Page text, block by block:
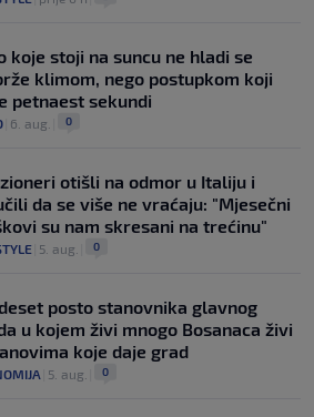
koje stoji na suncu ne hladi se
klimom, nego postupkom koji
petnaest sekundi
6. aug. 0
otišli na odmor u Italiju i
da se više ne vraćaju: "Mjesečni
su nam skresani na trećinu"
5. aug. 0
posto stanovnika glavnog
u kojem živi mnogo Bosanaca živi
koje daje grad
5. aug. 0